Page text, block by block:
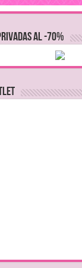
AL -70%